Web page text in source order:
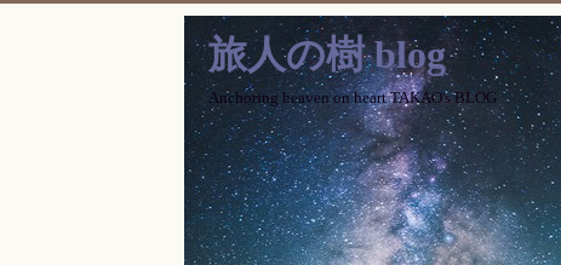
旅人の樹 blog
Anchoring heaven on heart TAKAO's BLOG